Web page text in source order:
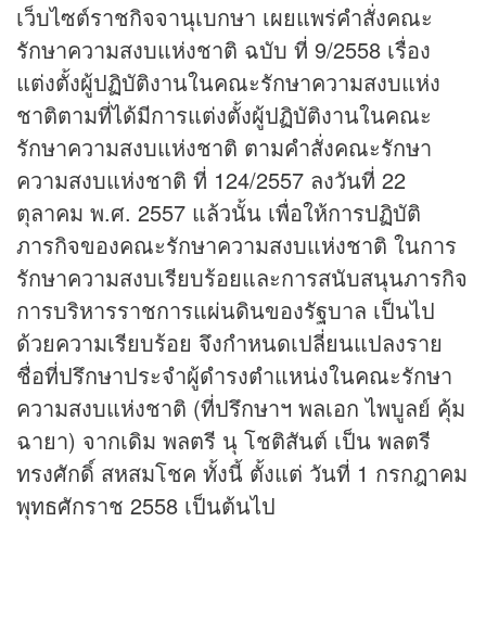
เว็บไซต์ราชกิจจานุเบกษา เผยแพร่คําสั่งคณะ
รักษาความสงบแห่งชาติ ฉบับ ที่ 9/2558 เรื่อง
แต่งตั้งผู้ปฏิบัติงานในคณะรักษาความสงบแห่ง
ชาติตามที่ได้มีการแต่งตั้งผู้ปฏิบัติงานในคณะ
รักษาความสงบแห่งชาติ ตามคําสั่งคณะรักษา
ความสงบแห่งชาติ ที่ 124/2557 ลงวันที่ 22
ตุลาคม พ.ศ. 2557 แล้วนั้น เพื่อให้การปฏิบัติ
ภารกิจของคณะรักษาความสงบแห่งชาติ ในการ
รักษาความสงบเรียบร้อยและการสนับสนุนภารกิจ
การบริหารราชการแผ่นดินของรัฐบาล เป็นไป
ด้วยความเรียบร้อย จึงกําหนดเปลี่ยนแปลงราย
ชื่อที่ปรึกษาประจําผู้ดํารงตําแหน่งในคณะรักษา
ความสงบแห่งชาติ (ที่ปรึกษาฯ พลเอก ไพบูลย์ คุ้ม
ฉายา) จากเดิม พลตรี นุ โชติสันต์ เป็น พลตรี
ทรงศักดิ์ สหสมโชค ทั้งนี้ ตั้งแต่ วันที่ 1 กรกฎาคม
พุทธศักราช 2558 เป็นต้นไป